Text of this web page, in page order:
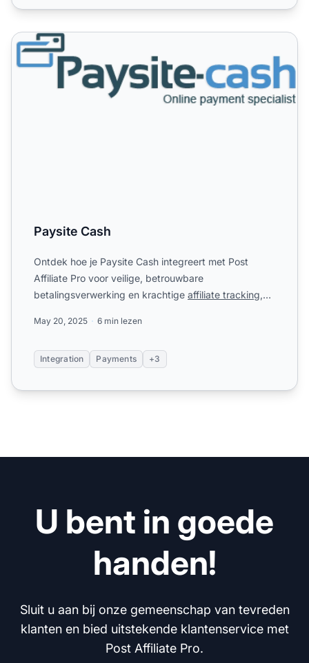
Paysite Cash
Paysite Cash
Ontdek hoe je Paysite Cash integreert met Post
Affiliate Pro voor veilige, betrouwbare
betalingsverwerking en krachtige affiliate tracking,
May 20, 2025 6 min lezen
Integration Payments +3
U bent in goede
handen!
Sluit u aan bij onze gemeenschap van tevreden
klanten en bied uitstekende klantenservice met
Post Affiliate Pro.